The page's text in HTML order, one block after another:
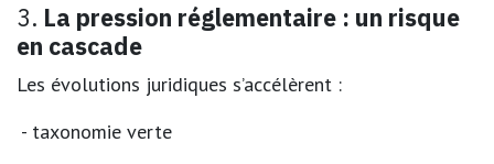
3. La pression réglementaire : un risque
en cascade
Les évolutions juridiques s’accélèrent :
- taxonomie verte